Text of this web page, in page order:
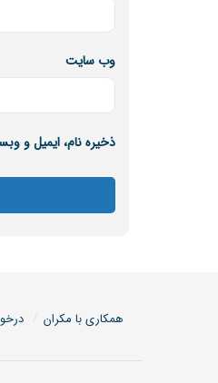
وب‌ سایت
ذخیره نام، ایمیل و
همکاری با مکران